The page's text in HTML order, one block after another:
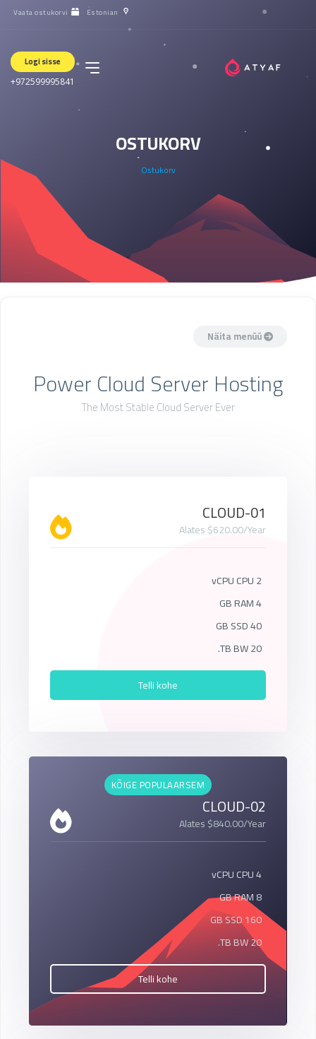
Estonian
Vaata ostukorvi
Logi sisse
+972599995841
OSTUKORV
Ostukorv
Power Cloud Server Hosting
The Most Stable Cloud Server Ever
CLOUD-01
Alates $620.00/Year
2 vCPU CPU
4 GB RAM
40 GB SSD
20 TB BW.
Telli kohe
KÕIGE POPULAARSEM
CLOUD-02
Alates $840.00/Year
4 vCPU CPU
8 GB RAM
160 GB SSD
20 TB BW.
Telli kohe